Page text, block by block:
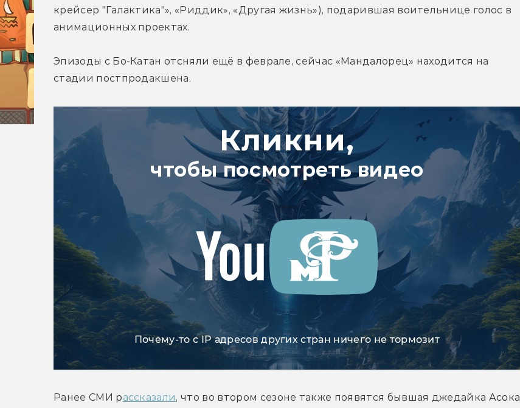
крейсер "Галактика"», «Риддик», «Другая жизнь»), подарившая воительнице голос в
анимационных проектах.
Эпизоды с Бо-Катан отсняли ещё в феврале, сейчас «Мандалорец» находится на
стадии постпродакшена.
Кликни,
чтобы посмотреть видео
Почему-то с IP адресов других стран ничего не тормозит
Ранее СМИ рассказали, что во втором сезоне также появятся бывшая джедайка Асока